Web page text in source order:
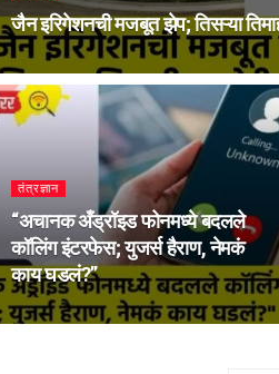
जैन इरिगेशनची मजबूत झेप; तिसऱ्या
तंत्रज्ञान
“अचानक अँड्रॉइड फोनमध्ये बदलले
कॉलिंग इंटरफेस; युजर्स हैराण, नेमकं
काय घडलं?”